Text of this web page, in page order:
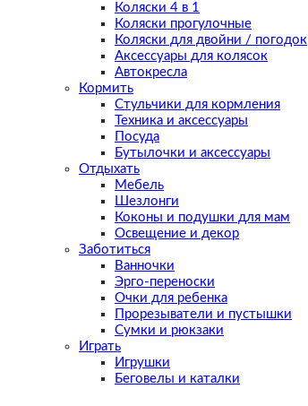
Коляски 4 в 1
Коляски прогулочные
Коляски для двойни / погодок
Аксессуары для колясок
Автокресла
Кормить
Стульчики для кормления
Техника и аксессуары
Посуда
Бутылочки и аксессуары
Отдыхать
Мебель
Шезлонги
Коконы и подушки для мам
Освещение и декор
Заботиться
Ванночки
Эрго-переноски
Очки для ребенка
Прорезыватели и пустышки
Сумки и рюкзаки
Играть
Игрушки
Беговелы и каталки